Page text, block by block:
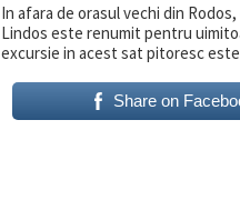
In afara de orasul vechi din
Lindos este renumit pentru
excursie in acest sat pitoresc
Share on